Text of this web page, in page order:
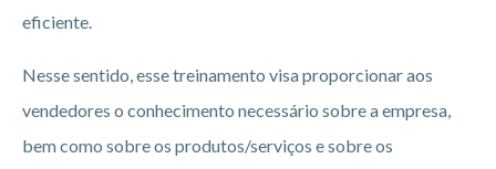
eficiente.
Nesse sentido, esse treinamento visa proporcionar aos
vendedores o conhecimento necessário sobre a empresa,
bem como sobre os produtos/serviços e sobre os